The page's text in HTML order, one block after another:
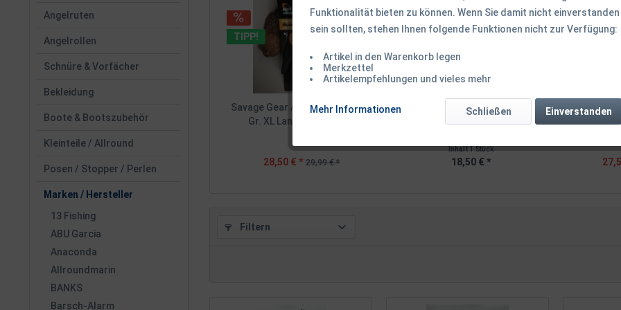
Angelruten
Angelrollen
Schnüre & Vorfächer
Bekleidung
Boote & Bootszubehör
Kleinteile / Allround
Posen / Stopper / Perlen
Marken / Hersteller
13 Fishing
ABU Garcia
Anaconda
Allroundmarin
BANKS
Barsch-Alarm
TIPP!
Savage Gear Aqua Guard Glove
Gr. XL Landehandschuh
28,50 € * 29,99 € *
TIPP!
Savage Gear All Black Cap
Inhalt1 Stück
18,50 € *
Savage
Gr. L
Filtern
Funktionalität bieten zu können. Wenn Sie damit nicht einverstanden
sein sollten, stehen Ihnen folgende Funktionen nicht zur Verfügung:
Artikel in den Warenkorb legen
Merkzettel
Artikelempfehlungen und vieles mehr
Mehr Informationen Einverstanden
Schließen